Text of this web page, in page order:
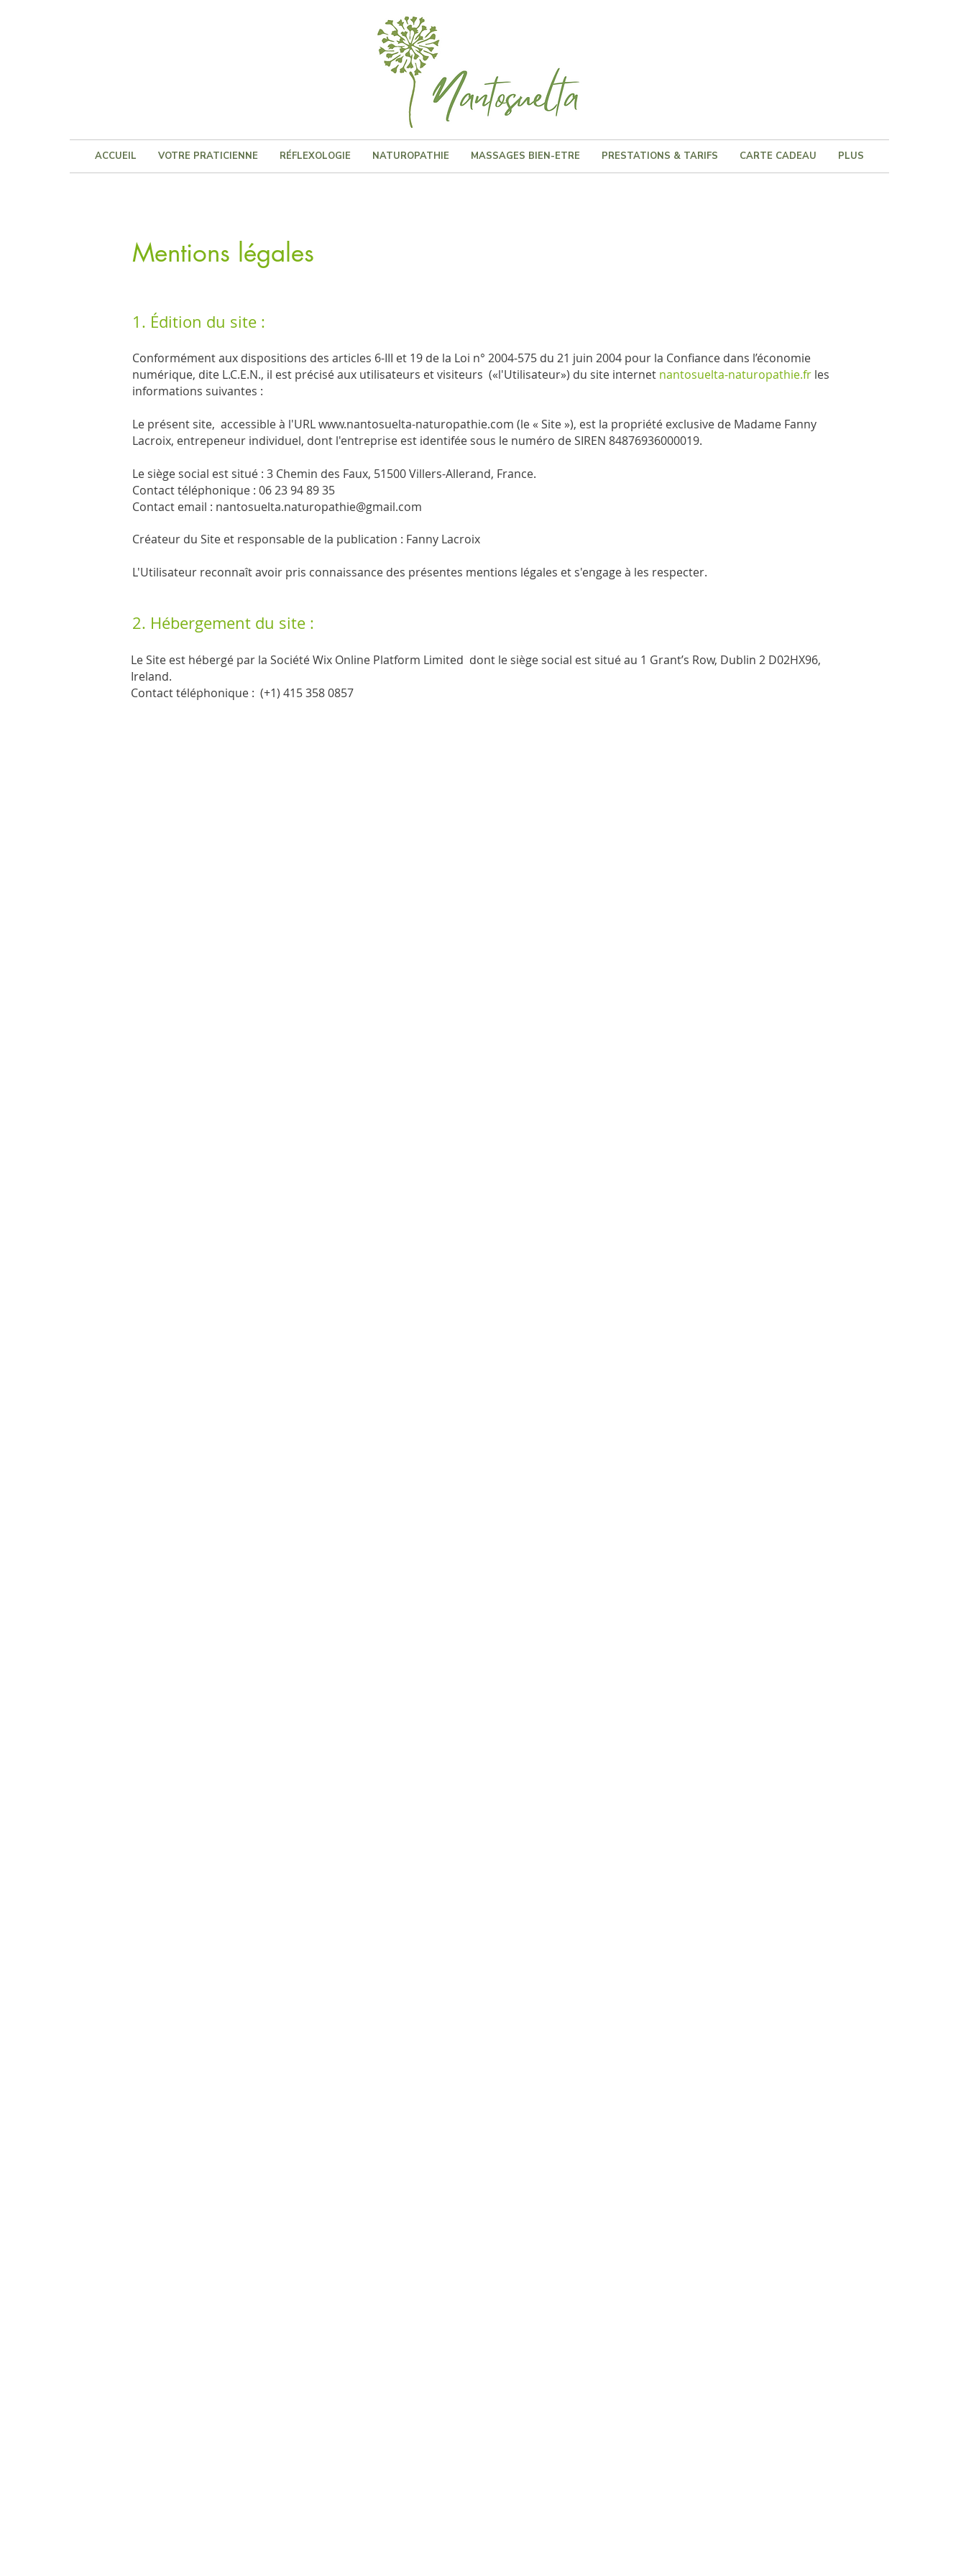
ACCUEIL VOTRE PRATICIENNE RÉFLEXOLOGIE NATUROPATHIE MASSAGES BIEN-ETRE PRESTATIONS & TARIFS CARTE CADEAU PLUS
Mentions légales
1. Édition du site :
Conformément aux dispositions des articles 6-III et 19 de la Loi n° 2004-575 du 21 juin 2004 pour la Confiance dans l’économie
numérique, dite L.C.E.N., il est précisé aux utilisateurs et visiteurs («l'Utilisateur») du site internet nantosuelta-naturopathie.fr les
informations suivantes :
Le présent site, accessible à l'URLwww.nantosuelta-naturopathie.com (le « Site »), est la propriété exclusive de Madame Fanny
Lacroix, entrepeneur individuel, dont l'entreprise est identifée sous le numéro de SIREN 84876936000019.
Le siège social est situé : 3 Chemin des Faux, 51500 Villers-Allerand, France.
Contact téléphonique : 06 23 94 89 35
Contact email : nantosuelta.naturopathie@gmail.com
Créateur du Site et responsable de la publication : Fanny Lacroix
L'Utilisateur reconnaît avoir pris connaissance des présentes mentions légales et s'engage à les respecter.
2. Hébergement du site :
Le Site est hébergé par la Société Wix Online Platform Limited dont le siège social est situé au 1 Grant’s Row, Dublin 2 D02HX96,
Ireland.
Contact téléphonique : (+1) 415 358 0857